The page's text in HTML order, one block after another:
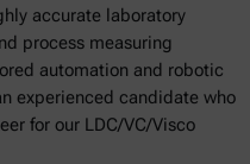
accurate laboratory
process measuring
automation and robotic
experienced candidate who
for our LDC/VC/Visco